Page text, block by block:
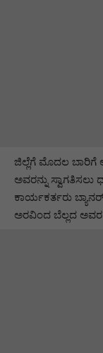
ಜಿಲ್ಲೆಗೆ ಮೊದಲ
ಅವರನ್ನು
ಕಾರ್ಯಕರ್ತರು
ಅರವಿಂದ ಬೆಲ್ಲದ ಅವರ